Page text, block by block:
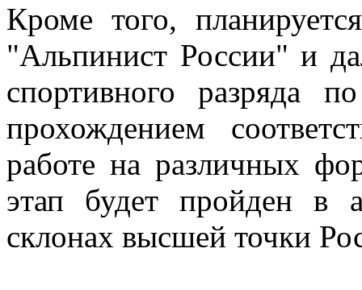
Кроме того,
"Альпинист России" и
спортивного разряда
прохождением
работе на различных
этап будет пройден в
склонах высшей точки